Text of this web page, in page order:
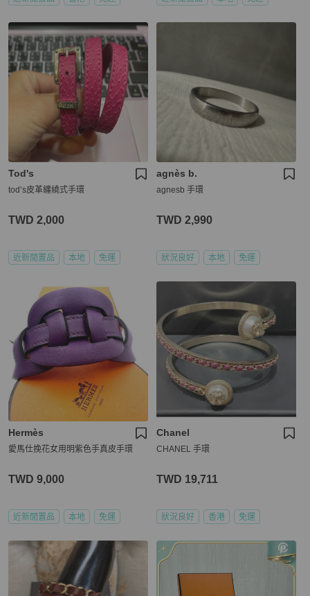
Tod's
tod’s皮革纏繞式手環
TWD 2,000
近新閒置品 本地 免運
agnès b.
agnesb 手環
TWD 2,990
狀況良好 本地 免運
Hermès
愛馬仕挽花女用明紫色手真皮手環
TWD 9,000
近新閒置品 本地 免運
Chanel
CHANEL 手環
TWD 19,711
狀況良好 香港 免運